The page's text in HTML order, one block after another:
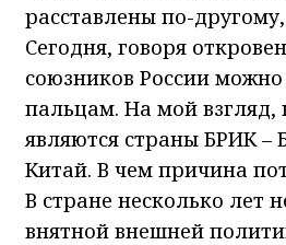
расставлены по-
Сегодня, говоря
союзников России
пальцам. На мой взгляд,
являются страны БРИК –
Китай. В чем причина
В стране несколько лет
внятной внешней